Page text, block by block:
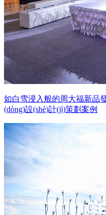
如白雪浸入般的周大福新品
(dòng)設(shè)計(jì)策劃案例